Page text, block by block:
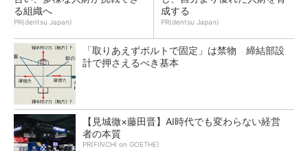
る組織へ
PR(dentsu Japan)
成する
PR(dentsu Japan)
「取りあえずボルトで固定」は禁物 締結部設
計で押さえるべき基本
【見城徹×藤田晋】AI時代でも変わらない経営
者の本質
PR(FINCHI on GOETHE)